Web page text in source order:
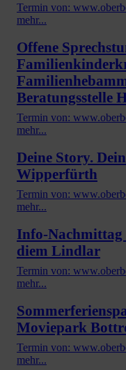
Termin von:
mehr...
Offene
Beratungsstelle
Termin von:
mehr...
Deine Story.
Wipperfürth
Termin von:
mehr...
Info-Nachmittag
diem Lindlar
Termin von:
mehr...
Moviepark
Termin von:
mehr...